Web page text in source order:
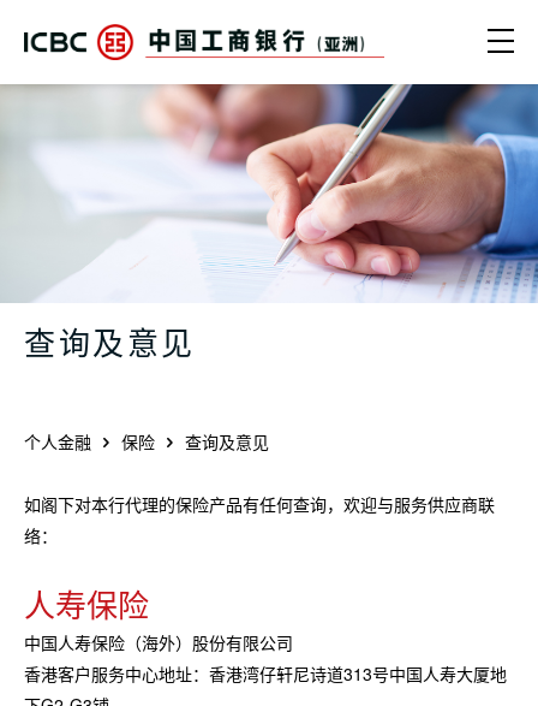
中国工商银行（亚洲） | 查询及意见
查询及意见
个人金融 保险 查询及意见
如阁下对本行代理的保险产品有任何查询，欢迎与服务供应商联
络：
人寿保险
中国人寿保险（海外）股份有限公司
香港客户服务中心地址：香港湾仔轩尼诗道313号中国人寿大厦地